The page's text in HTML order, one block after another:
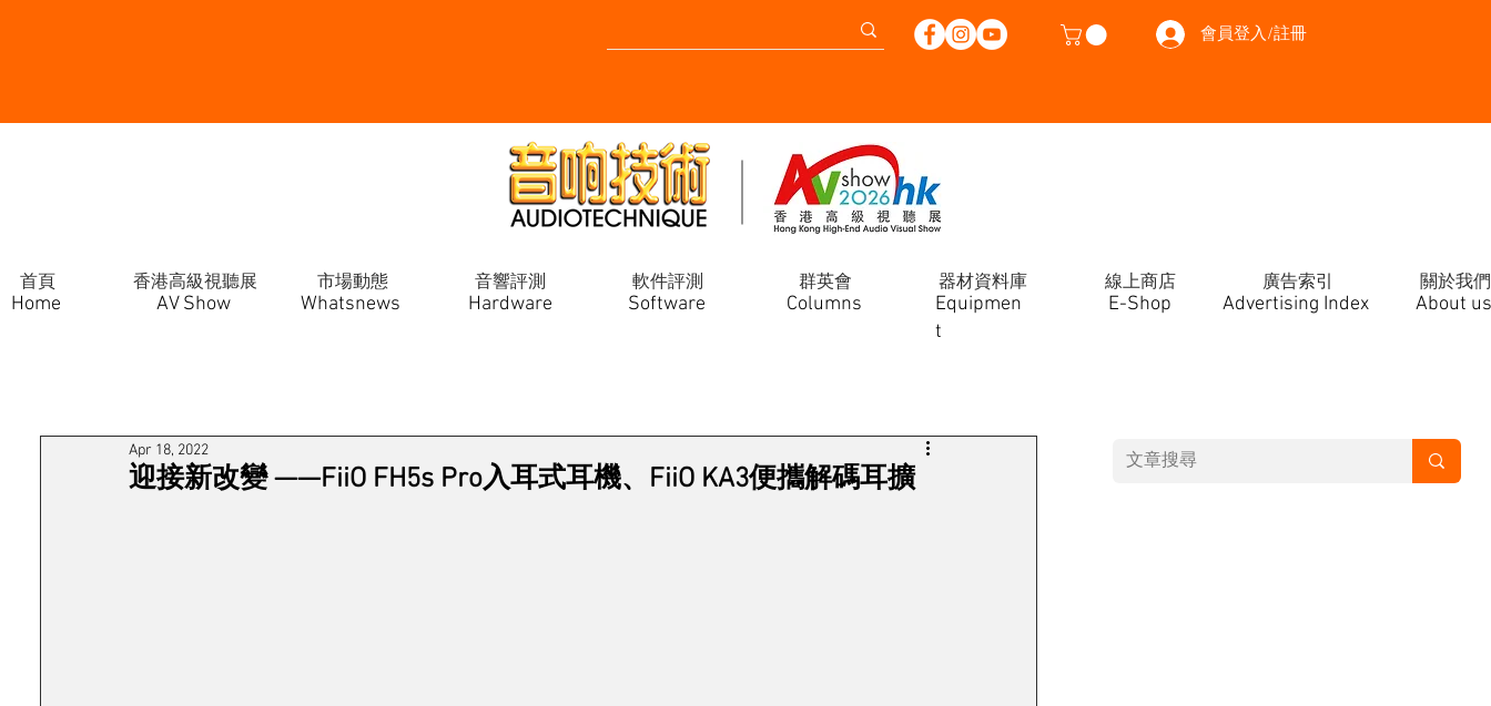
會員登入/註冊
Home
首頁 香港高級視聽展 市場動態 音響評測 軟件評測 群英會 器材資料庫 線上商店 廣告索引 關於我們
AV Show Whatsnews Hardware Software
Equipmen
t
E-Shop
Columns About us
Advertising Index
迎接新改變 ——FiiO FH5s Pro入耳式耳機、FiiO KA3便攜解碼耳擴
Apr 18, 2022